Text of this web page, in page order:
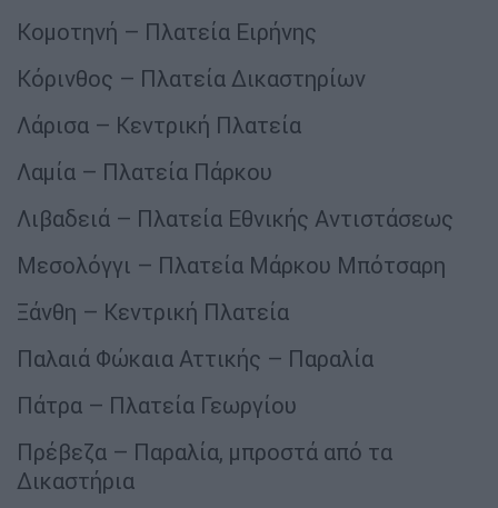
Κομοτηνή – Πλατεία Ειρήνης
Κόρινθος – Πλατεία Δικαστηρίων
Λάρισα – Κεντρική Πλατεία
Λαμία – Πλατεία Πάρκου
Λιβαδειά – Πλατεία Εθνικής Αντιστάσεως
Μεσολόγγι – Πλατεία Μάρκου Μπότσαρη
Ξάνθη – Κεντρική Πλατεία
Παλαιά Φώκαια Αττικής – Παραλία
Πάτρα – Πλατεία Γεωργίου
Πρέβεζα – Παραλία, μπροστά από τα
Δικαστήρια